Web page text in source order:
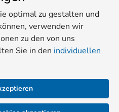
optimal zu gestalten und
verwenden wir
zu den von uns
Sie in den individuellen